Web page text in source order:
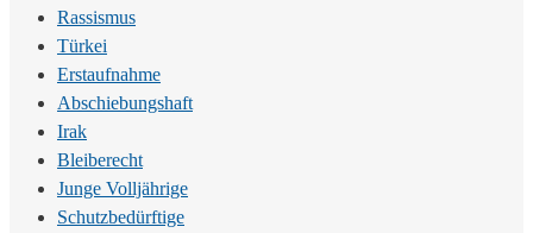
Rassismus
Türkei
Erstaufnahme
Abschiebungshaft
Irak
Bleiberecht
Junge Volljährige
Schutzbedürftige